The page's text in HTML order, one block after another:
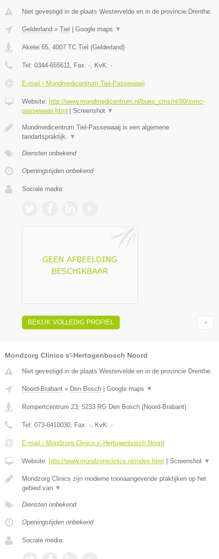
Niet gevestigd in de plaats Westervelde en in de provincie Drenthe.
Gelderland » Tiel Google maps ▼
Akelei 65, 4007 TC Tiel (Gelderland)
Tel: 0344-655611, Fax: -, KvK: -
E-mail › Mondmedicentrum Tiel-Passewaaij
Website: http://www.mondmedicentrum.nl/bues_cms/nl/80/mmc-
passewaaij.html
Screenshot ▼
Mondmedicentrum Tiel-Passewaaij is een algemene
tandartspraktijk. ▼
Diensten onbekend
Openingstijden onbekend
Sociale media:
BEKIJK VOLLEDIG PROFIEL
Mondzorg Clinics s'-Hertogenbosch Noord
Niet gevestigd in de plaats Westervelde en in de provincie Drenthe.
Noord-Brabant » Den Bosch Google maps ▼
Rompertcentrum 23, 5233 RG Den Bosch (Noord-Brabant)
Tel: 073-6410030, Fax: -, KvK: -
E-mail › Mondzorg Clinics s'-Hertogenbosch Noord
Website: http://www.mondzorgclinics.nl/index.html Screenshot ▼
Mondzorg Clinics zijn moderne toonaangevende praktijken op het
gebied van ▼
Diensten onbekend
Openingstijden onbekend
Sociale media: